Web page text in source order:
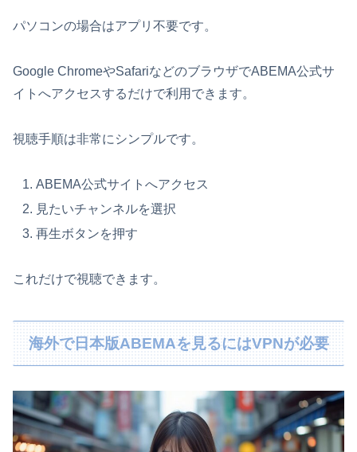
パソコンの場合はアプリ不要です。
Google ChromeやSafariなどのブラウザでABEMA公式サ
イトへアクセスするだけで利用できます。
視聴手順は非常にシンプルです。
ABEMA公式サイトへアクセス
見たいチャンネルを選択
再生ボタンを押す
これだけで視聴できます。
海外で日本版ABEMAを見るにはVPNが必要